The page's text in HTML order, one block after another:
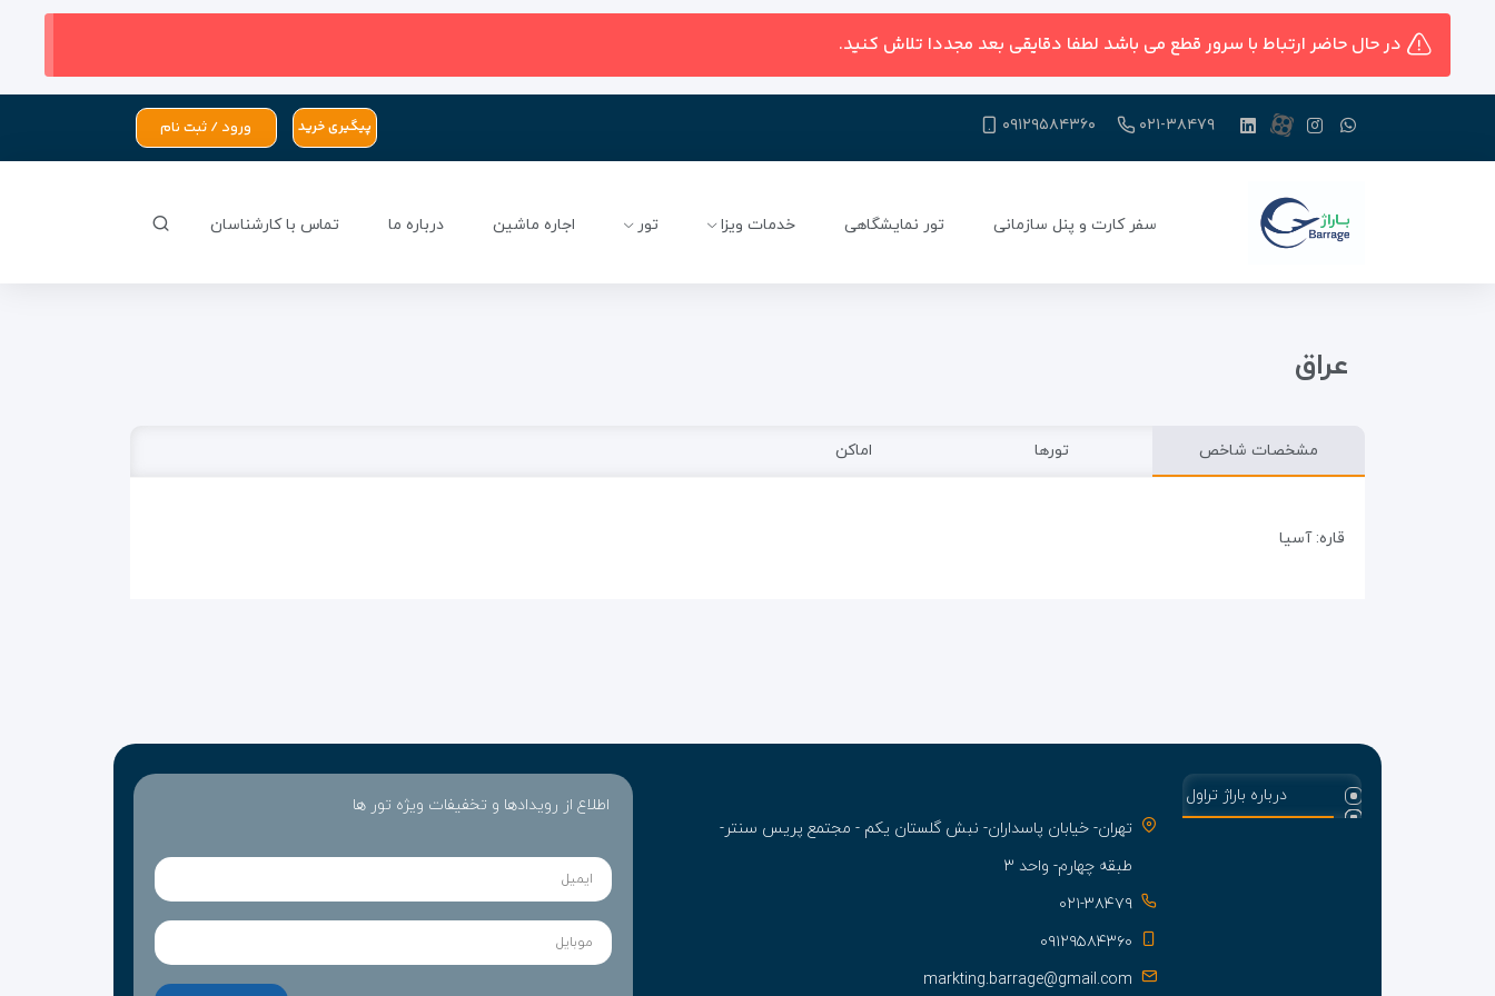
در حال حاضر ارتباط با سرور قطع می باشد لطفا دقایقی بعد مجددا تلاش کنید.
۰۲۱-۳۸۴۷۹ ۰۹۱۲۹۵۸۴۳۶۰ پیگیری خرید ورود / ثبت نام
سفر کارت و پنل سازمانی تور نمایشگاهی خدمات ویزا تور اجاره ماشین درباره ما تماس با کارشناسان
عراق
مشخصات شاخص تورها اماکن
قاره: آسیا
درباره باراژ تراول
تهران- خیابان پاسداران- نبش گلستان یکم - مجتمع پریس سنتر-
طبقه چهارم- واحد ۳
۰۲۱-۳۸۴۷۹
۰۹۱۲۹۵۸۴۳۶۰
markting.barrage@gmail.com
اطلاع از رویدادها و تخفیفات ویژه تور ها